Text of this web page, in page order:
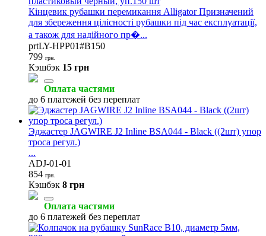
Кінцевик рубашки перемикання Alligator Призначений
для збереження цілісності рубашки під час експлуатації,
а також для надійного пр�...
prtLY-HPP01#B150
799 грн.
Кэшбэк 15 грн
Оплата частями
до 6 платежей без переплат
Эджастер JAGWIRE J2 Inline BSA044 - Black ((2шт) упор
троса регул.)
...
ADJ-01-01
854 грн.
Кэшбэк 8 грн
Оплата частями
до 6 платежей без переплат